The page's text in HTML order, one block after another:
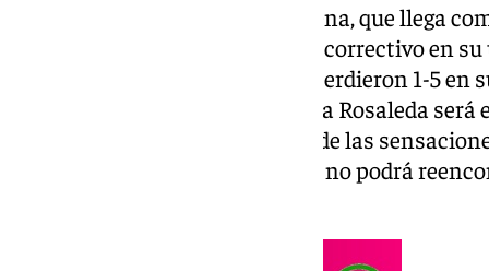
Enfrente esperará el FC Cartagena, que llega
murcianos recibieron un fuerte correctivo en
Deportivo de la Coruña, donde perdieron 1-5 en
Quien no estará en el verde de La Rosaleda
futbolista, que está siendo una de las
sufrido una lesión en el isquio y no podrá